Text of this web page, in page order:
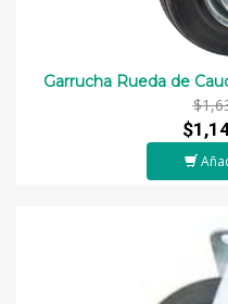
Garrucha Rueda de